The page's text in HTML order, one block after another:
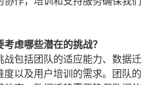
虑哪些潜在的挑战？
包括团队的适应能力、数据迁
以及用户培训的需求。团队的